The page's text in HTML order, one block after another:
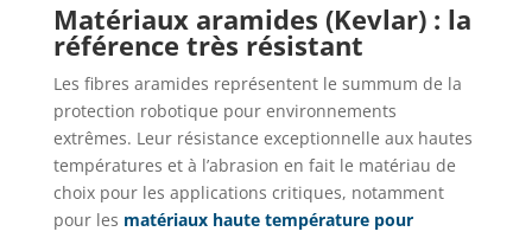
Matériaux aramides (Kevlar) : la
référence très résistant
Les fibres aramides représentent le summum de la
protection robotique pour environnements
extrêmes. Leur résistance exceptionnelle aux hautes
températures et à l’abrasion en fait le matériau de
choix pour les applications critiques, notamment
pour les matériaux haute température pour